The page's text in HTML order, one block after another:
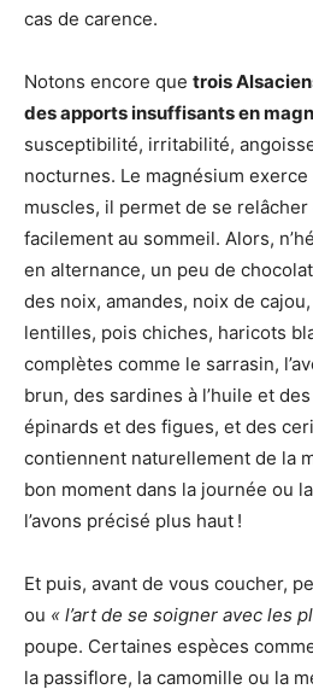
cas de carence.
Notons encore que trois
des apports insuffisants en
susceptibilité, irritabilité,
nocturnes. Le magnésium
muscles, il permet de se relâcher
facilement au sommeil. Alors,
en alternance, un peu de
des noix, amandes, noix de
lentilles, pois chiches, haricots
complètes comme le sarrasin,
brun, des sardines à l’huile et
épinards et des figues, et des
contiennent naturellement de la
bon moment dans la journée ou
l’avons précisé plus haut !
Et puis, avant de vous coucher,
ou « l’art de se soigner avec les
poupe. Certaines espèces
la passiflore, la camomille ou la